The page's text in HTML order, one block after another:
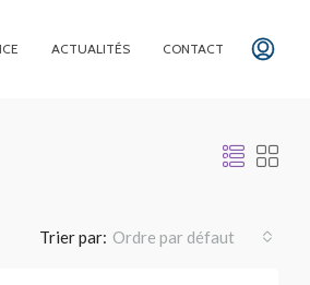
ACTUALITÉS CONTACT
Trier par: Ordre par défaut